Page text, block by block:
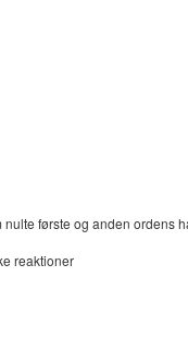
første og anden ordens
reaktioner